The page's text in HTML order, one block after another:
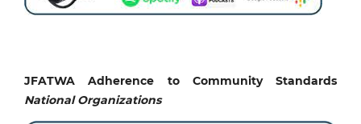
JFATWA Adherence to Community Standards
National Organizations